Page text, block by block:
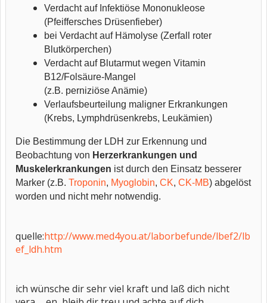
Verdacht auf Infektiöse Mononukleose
(Pfeiffersches Drüsenfieber)
bei Verdacht auf Hämolyse (Zerfall roter
Blutkörperchen)
Verdacht auf Blutarmut wegen Vitamin
B12/Folsäure-Mangel
(z.B. perniziöse Anämie)
Verlaufsbeurteilung maligner Erkrankungen
(Krebs, Lymphdrüsenkrebs, Leukämien)
Die Bestimmung der LDH zur Erkennung und
Beobachtung von Herzerkrankungen und
Muskelerkrankungen ist durch den Einsatz besserer
Marker (z.B. Troponin, Myoglobin, CK, CK-MB) abgelöst
worden und nicht mehr notwendig.
quelle:http://www.med4you.at/laborbefunde/lbef2/lb
ef_ldh.htm
ich wünsche dir sehr viel kraft und laß dich nicht